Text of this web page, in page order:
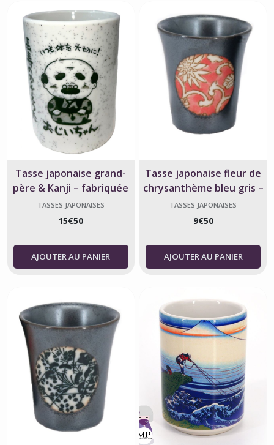
Tasse japonaise grand-
père & Kanji – fabriquée
au Japon
TASSES JAPONAISES
15€50
AJOUTER AU PANIER
Tasse japonaise fleur de
chrysanthème bleu gris –
144 ml
TASSES JAPONAISES
9€50
AJOUTER AU PANIER